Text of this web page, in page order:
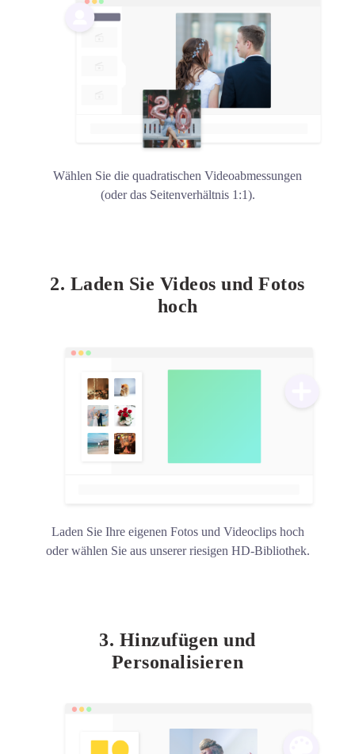
Wählen Sie die quadratischen Videoabmessungen
(oder das Seitenverhältnis 1:1).
2. Laden Sie Videos und Fotos
hoch
Laden Sie Ihre eigenen Fotos und Videoclips hoch
oder wählen Sie aus unserer riesigen HD-Bibliothek.
3. Hinzufügen und
Personalisieren